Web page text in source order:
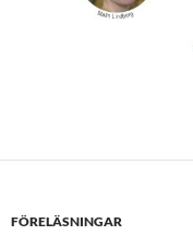
FÖRELÄSNINGAR